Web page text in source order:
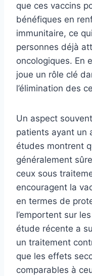
que ces vaccins
bénéfiques en
immunitaire, ce
personnes déjà
oncologiques. En
joue un rôle clé
l’élimination des
Un aspect
patients ayant un
études montrent
généralement
ceux sous
encouragent la
en termes de
l’emportent sur
étude récente a
un traitement
que les effets
comparables à